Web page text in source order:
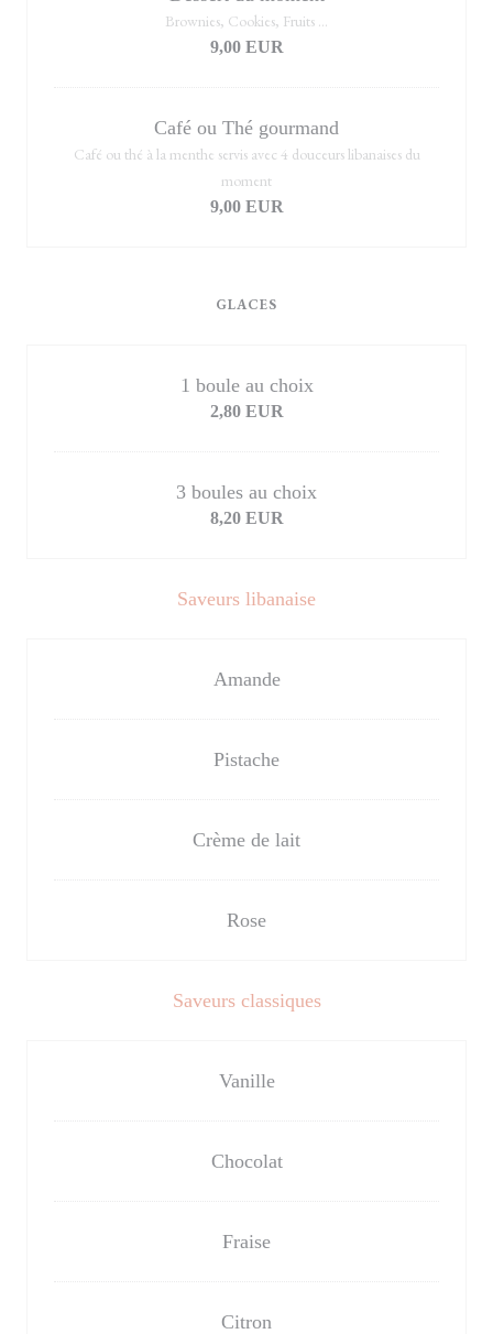
Brownies, Cookies, Fruits ...
9,00 EUR
Café ou Thé gourmand
Café ou thé à la menthe servis avec 4 douceurs libanaises du
moment
9,00 EUR
GLACES
1 boule au choix
2,80 EUR
3 boules au choix
8,20 EUR
Saveurs libanaise
Amande
Pistache
Crème de lait
Rose
Saveurs classiques
Vanille
Chocolat
Fraise
Citron